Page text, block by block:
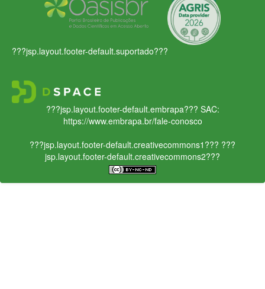
???jsp.layout.footer-default.suportado???
???jsp.layout.footer-default.embrapa??? SAC:
https://www.embrapa.br/fale-conosco
???jsp.layout.footer-default.creativecommons1??? ???
jsp.layout.footer-default.creativecommons2???